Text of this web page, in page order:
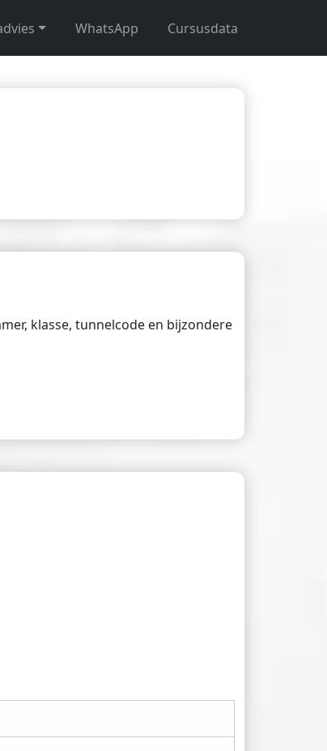
WhatsApp Cursusdata
klasse, tunnelcode en bijzondere